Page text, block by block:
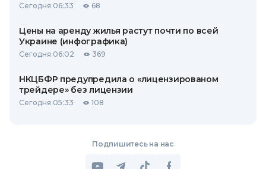
Сегодня 06:33 68
Цены на аренду жилья растут почти по всей
Украине (инфографика)
Сегодня 06:02 369
НКЦБФР предупредила о «лицензированом
трейдере» без лицензии
Сегодня 05:33 108
Подпишитесь на нас